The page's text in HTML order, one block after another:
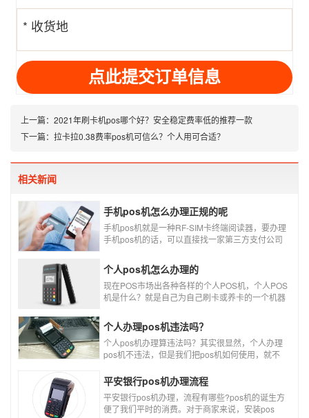
* 收货地
址
上一篇： 2021年刷卡机pos哪个好？安全稳定费率低的推荐一款
下一篇： 拉卡拉0.38费率pos机可信么？个人用可合适？
相关新闻
手机pos机怎么办理正规的呢
手机pos机就是一种RF-SIM卡终端阅读器，要办理
手机pos机的话，可以直接找一家第三方支付公司
个人pos机怎么办理的
现在POS市场出各种各样的个人POS机，个人POS
机是什么？就是自己为自己刷卡或养卡的一个机器
个人办理pos机违法吗？
个人pos机办理算违法吗？其实很显然，个人办理
pos机不违法，但是我们把pos机如何使用，就不
现，套现不换，那么我们这样使用pos机肯定就是
违法的，只有我们在安全的使用之下，我们的个人
办理的pos机才是正规的，但是自己刷自己信用卡
用自己的pos机，这样只是算违规，只要我们按时
平安银行pos机办理流程
平安银行pos机办理，流程有哪些?pos机的诞生方
便了我们平时的消费。对于商家来说，安装pos